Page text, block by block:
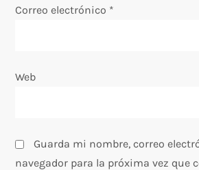
r
d
s
Correo electrónico *
Web
Guarda mi nombre, correo
navegador para la próxima vez que